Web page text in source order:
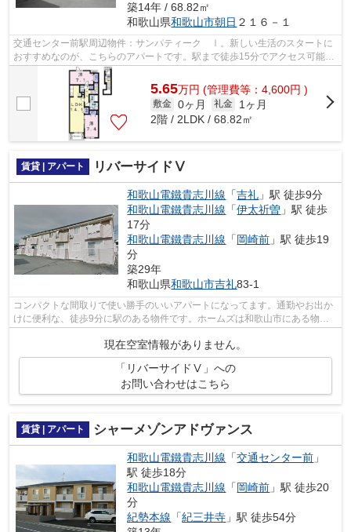
築14年 / 68.82㎡
和歌山県和歌山市朝日 ２１６－１
交通センター前駅周辺物件：サンパティーク Ⅰ。新しい生活のスタートに
おすすめなのが、こちらのアパートです。駅まで徒歩15分でアクセス可能な
物件です。賃貸物件をお探しの方は、ぜ...
5.65万円 (管理費等：4,600円 )
敷金 0ヶ月 礼金
1ヶ月
2階 / 2LDK / 68.82㎡
賃貸 | アパート リバーサイドⅤ
和歌山電鐵貴志川線 「吉礼 」駅 徒歩9分
和歌山電鐵貴志川線 「伊太祈曽 」駅 徒歩
17分
和歌山電鐵貴志川線 「岡崎前 」駅 徒歩19
分
築29年
和歌山県和歌山市吉礼83-1
コンパクトな間取りで使い勝手のいいアパートになってます。通勤やお出か
けに便利な、徒歩9分に駅のある物件です。ホームズは和歌山市にある物件
現在空室情報がありません。
「リバーサイドⅤ」への
お問い合わせはこちら
賃貸 | アパート シャーメゾンアドヴァンス
和歌山電鐵貴志川線 「交通センター前 」
駅 徒歩18分
和歌山電鐵貴志川線 「岡崎前 」駅 徒歩20
分
紀勢本線 「紀三井寺 」駅 徒歩54分